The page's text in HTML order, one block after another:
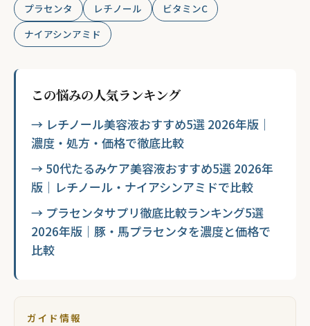
プラセンタ レチノール
ビタミンC
ナイアシンアミド
この悩みの人気ランキング
→ レチノール美容液おすすめ5選 2026年版｜
濃度・処方・価格で徹底比較
→ 50代たるみケア美容液おすすめ5選 2026年
版｜レチノール・ナイアシンアミドで比較
→ プラセンタサプリ徹底比較ランキング5選
2026年版｜豚・馬プラセンタを濃度と価格で
比較
ガイド情報